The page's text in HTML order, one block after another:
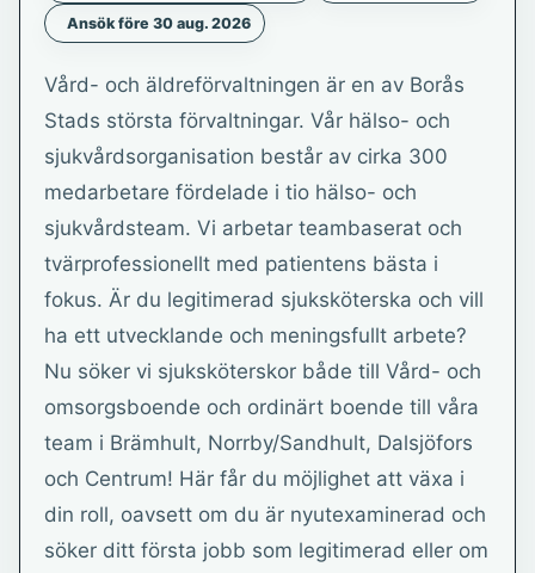
Ansök före 30 aug. 2026
Vård- och äldreförvaltningen är en av Borås
Stads största förvaltningar. Vår hälso- och
sjukvårdsorganisation består av cirka 300
medarbetare fördelade i tio hälso- och
sjukvårdsteam. Vi arbetar teambaserat och
tvärprofessionellt med patientens bästa i
fokus. Är du legitimerad sjuksköterska och vill
ha ett utvecklande och meningsfullt arbete?
Nu söker vi sjuksköterskor både till Vård- och
omsorgsboende och ordinärt boende till våra
team i Brämhult, Norrby/Sandhult, Dalsjöfors
och Centrum! Här får du möjlighet att växa i
din roll, oavsett om du är nyutexaminerad och
söker ditt första jobb som legitimerad eller om